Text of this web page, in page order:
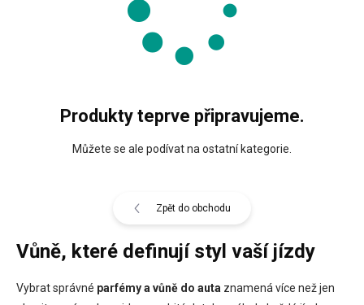
Produkty teprve připravujeme.
Můžete se ale podívat na ostatní kategorie.
Zpět do obchodu
Vůně, které definují styl vaší jízdy
Vybrat správné parfémy a vůně do auta znamená více než jen